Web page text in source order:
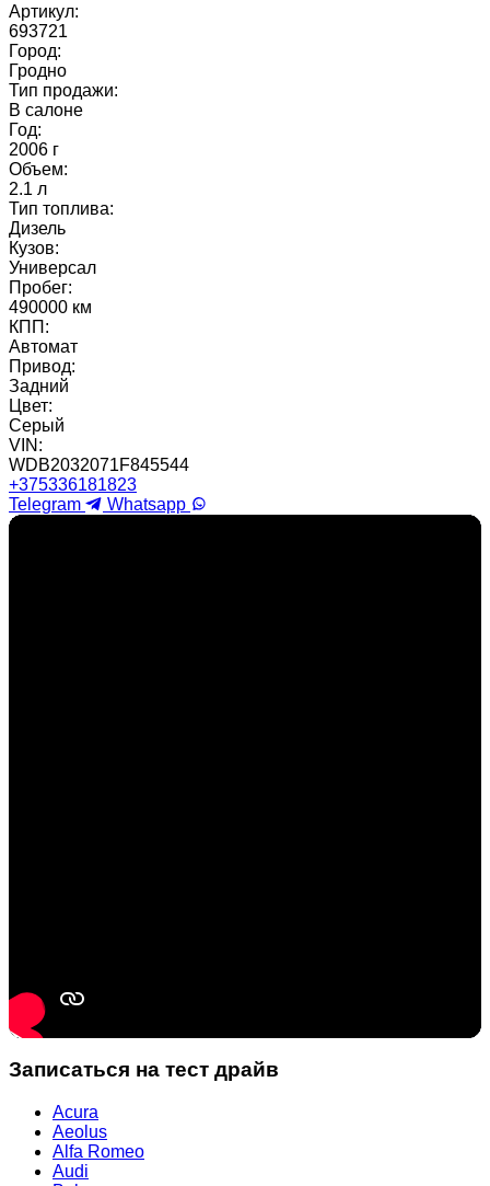
Артикул:
693721
Город:
Гродно
Тип продажи:
В салоне
Год:
2006 г
Объем:
2.1 л
Тип топлива:
Дизель
Кузов:
Универсал
Пробег:
490000 км
КПП:
Автомат
Привод:
Задний
Цвет:
Серый
VIN:
WDB2032071F845544
+375336181823
Telegram
Whatsapp
Записаться на тест драйв
Acura
Aeolus
Alfa Romeo
Audi